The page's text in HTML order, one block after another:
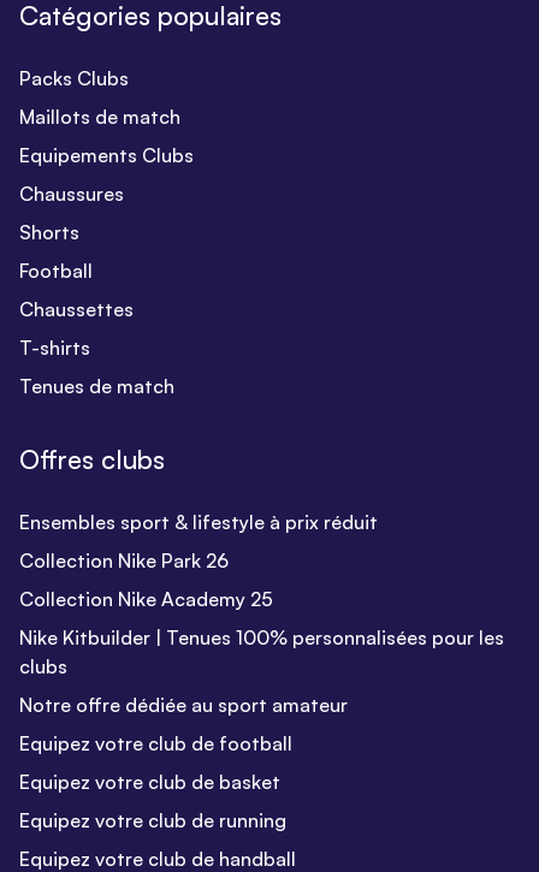
Catégories populaires
Packs Clubs
Maillots de match
Equipements Clubs
Chaussures
Shorts
Football
Chaussettes
T-shirts
Tenues de match
Offres clubs
Ensembles sport & lifestyle à prix réduit
Collection Nike Park 26
Collection Nike Academy 25
Nike Kitbuilder | Tenues 100% personnalisées pour les
clubs
Notre offre dédiée au sport amateur
Equipez votre club de football
Equipez votre club de basket
Equipez votre club de running
Equipez votre club de handball